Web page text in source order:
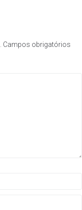
Campos obrigatórios